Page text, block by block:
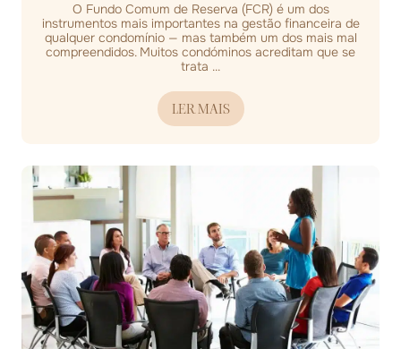
O Fundo Comum de Reserva (FCR) é um dos
instrumentos mais importantes na gestão financeira de
qualquer condomínio — mas também um dos mais mal
compreendidos. Muitos condóminos acreditam que se
trata ...
LER MAIS